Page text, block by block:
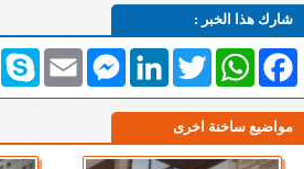
شارك هذا الخبر :
Skype Email
MessengerLinkedInTwitterWhatsAppFacebook
مواضيع ساخنة اخرى